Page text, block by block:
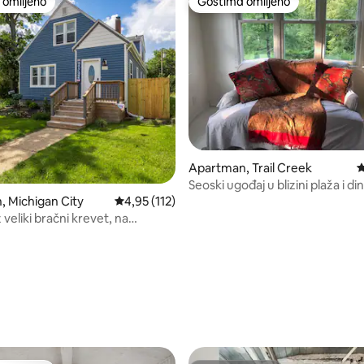
utisaka: 537
Michigan City Prosečna ocena 4,95 od 5, utisaka: 112
4,95 (112)
bračni krevet, na
Gostima omiljeno
Apartman, Trail Creek
Seoski ugođaj u blizini plaža i